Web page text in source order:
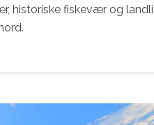
historiske fiskevær og